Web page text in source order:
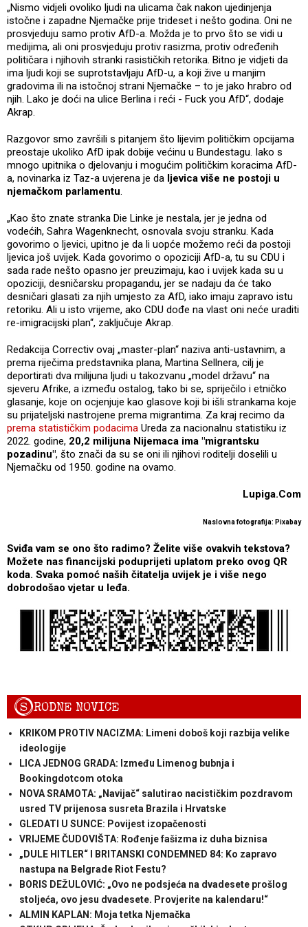
„Nismo vidjeli ovoliko ljudi na ulicama čak nakon ujedinjenja
istočne i zapadne Njemačke prije trideset i nešto godina. Oni ne
prosvjeduju samo protiv AfD-a. Možda je to prvo što se vidi u
medijima, ali oni prosvjeduju protiv rasizma, protiv određenih
političara i njihovih stranki rasističkih retorika. Bitno je vidjeti da
ima ljudi koji se suprotstavljaju AfD-u, a koji žive u manjim
gradovima ili na istočnoj strani Njemačke – to je jako hrabro od
njih. Lako je doći na ulice Berlina i reći - Fuck you AfD“, dodaje
Akrap.
Razgovor smo završili s pitanjem što lijevim političkim opcijama
preostaje ukoliko AfD ipak dobije većinu u Bundestagu. Iako s
mnogo upitnika o djelovanju i mogućim političkim koracima AfD-
a, novinarka iz Taz-a uvjerena je da ljevica više ne postoji u
njemačkom parlamentu.
„Kao što znate stranka Die Linke je nestala, jer je jedna od
vodećih, Sahra Wagenknecht, osnovala svoju stranku. Kada
govorimo o ljevici, upitno je da li uopće možemo reći da postoji
ljevica još uvijek. Kada govorimo o opoziciji AfD-a, tu su CDU i
sada rade nešto opasno jer preuzimaju, kao i uvijek kada su u
opoziciji, desničarsku propagandu, jer se nadaju da će tako
desničari glasati za njih umjesto za AfD, iako imaju zapravo istu
retoriku. Ali u isto vrijeme, ako CDU dođe na vlast oni neće uraditi
re-imigracijski plan“, zaključuje Akrap.
Redakcija Correctiv ovaj „master-plan“ naziva anti-ustavnim, a
prema riječima predstavnika plana, Martina Sellnera, cilj je
deportirati dva milijuna ljudi u takozvanu „model državu“ na
sjeveru Afrike, a između ostalog, tako bi se, spriječilo i etničko
glasanje, koje on ocjenjuje kao glasove koji bi išli strankama koje
su prijateljski nastrojene prema migrantima. Za kraj recimo da
prema statističkim podacima Ureda za nacionalnu statistiku iz
2022. godine, 20,2 milijuna Nijemaca ima "migrantsku
pozadinu", što znači da su se oni ili njihovi roditelji doselili u
Njemačku od 1950. godine na ovamo.
Lupiga.Com
Naslovna fotografija: Pixabay
Sviđa vam se ono što radimo? Želite više ovakvih tekstova?
Možete nas financijski poduprijeti uplatom preko ovog QR
koda. Svaka pomoć naših čitatelja uvijek je i više nego
dobrodošao vjetar u leđa.
SRODNE NOVICE
KRIKOM PROTIV NACIZMA: Limeni doboš koji razbija velike
ideologije
LICA JEDNOG GRADA: Između Limenog bubnja i
Bookingdotcom otoka
NOVA SRAMOTA: „Navijač“ salutirao nacističkim pozdravom
usred TV prijenosa susreta Brazila i Hrvatske
GLEDATI U SUNCE: Povijest izopačenosti
VRIJEME ČUDOVIŠTA: Rođenje fašizma iz duha biznisa
„DULE HITLER“ I BRITANSKI CONDEMNED 84: Ko zapravo
nastupa na Belgrade Riot Festu?
BORIS DEŽULOVIĆ: „Ovo ne podsjeća na dvadesete prošlog
stoljeća, ovo jesu dvadesete. Provjerite na kalendaru!“
ALMIN KAPLAN: Moja tetka Njemačka